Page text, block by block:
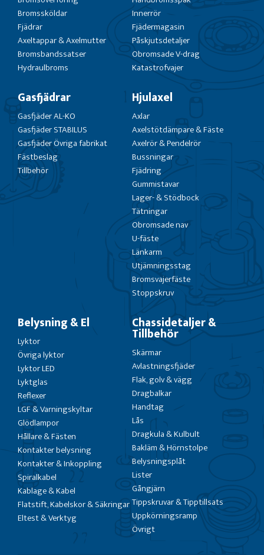
Bromssköldar
Fjädrar
Axeltappar & Axelmutter
Bromsbandssatser
Hydraulbroms
Innerrör
Fjädermagasin
Påskjutsdetaljer
Obromsade V-drag
Katastrofvajer
Gasfjädrar
Gasfjäder AL-KO
Gasfjäder STABILUS
Gasfjäder Övriga fabrikat
Fästbeslag
Tillbehör
Hjulaxel
Axlar
Axelstötdämpare & Fäste
Axelrör & Pendelrör
Bussningar
Fjädring
Gummistavar
Lager- & Stödbock
Tätningar
Obromsade nav
U-fäste
Länkarm
Utjämningsstag
Bromsvajerfäste
Stoppskruv
Belysning & El
Lyktor
Övriga lyktor
Lyktor LED
Lyktglas
Reflexer
LGF & Varningskyltar
Glödlampor
Hållare & Fästen
Kontakter belysning
Kontakter & Inkoppling
Spiralkabel
Kablage & Kabel
Flatstift, Kabelskor & Säkringar
Eltest & Verktyg
Chassidetaljer &
Tillbehör
Skärmar
Avlastningsfjäder
Flak, golv & vägg
Dragbalkar
Handtag
Lås
Dragkula & Kulbult
Bakläm & Hörnstolpe
Belysningsplåt
Lister
Gångjärn
Tippskruvar & Tipptillsats
Uppkörningsramp
Övrigt